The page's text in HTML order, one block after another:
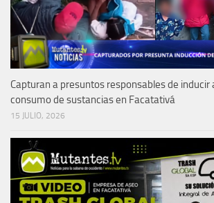
Capturan a presuntos responsables de inducir
consumo de sustancias en Facatativá
15 JULIO, 2026